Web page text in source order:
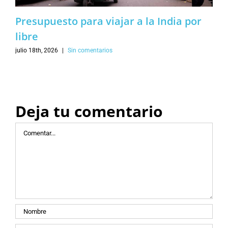
Presupuesto para viajar a la India por
libre
julio 18th, 2026 | Sin comentarios
Deja tu comentario